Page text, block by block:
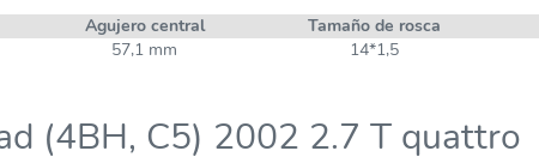
Agujero central Tamaño de rosca
57,1 mm 14*1,5
(4BH, C5) 2002 2.7 T quattro